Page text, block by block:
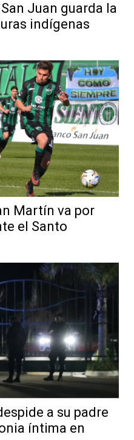
San Juan guarda la
indígenas
Martín va por
el Santo
a su padre
íntima en